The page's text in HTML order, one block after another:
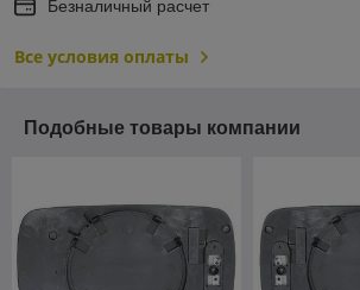
Безналичный расчет
Все условия оплаты
Подобные товары компании